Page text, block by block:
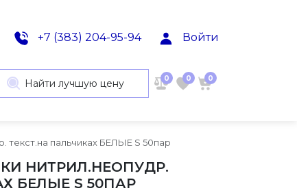
+7 (383) 204-95-94 Войти
Найти лучшую цену 0 0 0
текст.на пальчиках БЕЛЫЕ S 50пар
НИТРИЛ.НЕОПУДР.
БЕЛЫЕ S 50ПАР